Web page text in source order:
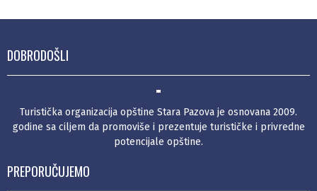
DOBRODOŠLI
Turistička organizacija opštine Stara Pazova je osnovana 2009.
godine sa ciljem da promoviše i prezentuje turističke i privredne
potencijale opštine.
PREPORUČUJEMO